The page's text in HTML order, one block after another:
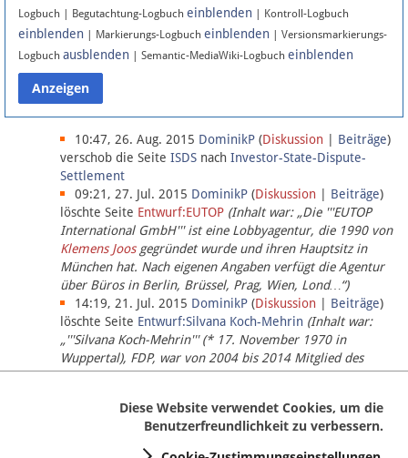
Anmelden
Datenschutz
Über Lobbypedia
Impressum
Logbuch | Begutachtung-Logbuch einblenden | Kontroll-Logbuch
einblenden | Markierungs-Logbuch einblenden | Versionsmarkierungs-
Logbuch ausblenden | Semantic-MediaWiki-Logbuch einblenden
10:47, 26. Aug. 2015 DominikP (Diskussion Beiträge)
verschob die Seite ISDS nach Investor-State-Dispute-
Settlement
09:21, 27. Jul. 2015 DominikP (Diskussion Beiträge)
löschte Seite Entwurf:EUTOP (Inhalt war: „Die '''EUTOP
International GmbH''' ist eine Lobbyagentur, die 1990 von
Klemens Joosgegründet wurde und ihren Hauptsitz in
München hat. Nach eigenen Angaben verfügt die Agentur
über Büros in Berlin, Brüssel, Prag, Wien, Lond…“)
14:19, 21. Jul. 2015 DominikP (Diskussion Beiträge)
löschte Seite Entwurf:Silvana Koch-Mehrin (Inhalt war:
„'''Silvana Koch-Mehrin''' (* 17. November 1970 in
Wuppertal), FDP, war von 2004 bis 2014 Mitglied des
Europäischen Parlaments, seit November 2014 ist sie für
Diese Website verwendet Cookies, um die
Benutzerfreundlichkeit zu verbessern.